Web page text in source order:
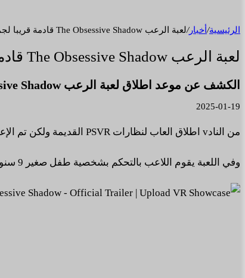
الرئيسية/ أخبار/لعبة الرعب The Obsessive Shadow قادمة قريبا لجميع نظارات PSVR.
لعبة الرعب The Obsessive Shadow قادمة قريبا لجميع نظارات PSVR.
الكشف عن موعد اطلاق لعبة الرعب The Obsessive Shadow لنظارات PSVR.
2025-01-19
من النادv اطلاق العاب لنظارات PSVR القديمة ولكن تم الإعلان عن اطلاق لعبة الرعب The Obsessive Shadow لنظارات ال PSVR.
وفي اللعبة يقوم اللاعب بالتحكم بشخصية طفل صغير 9 سنوات يتجول في منزله ويكتشفه باستخدام مصباح ضوئي فقط لتظهر له الكثير من الأشياء المرعبة والمخيفة.